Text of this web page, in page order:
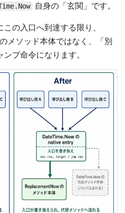
自身の「玄関」です。
の入口へ到達する限り、
メソッド本体ではなく、「別
プ命令になります。